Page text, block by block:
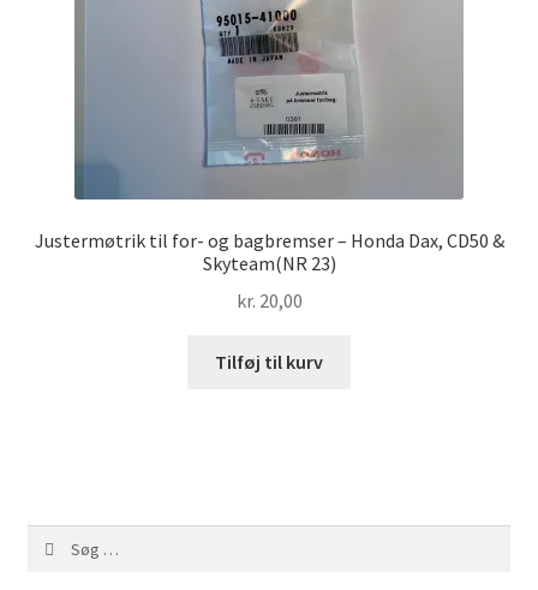
Justermøtrik til for- og bagbremser – Honda Dax, CD50 &
Skyteam(NR 23)
kr. 20,00
Tilføj til kurv